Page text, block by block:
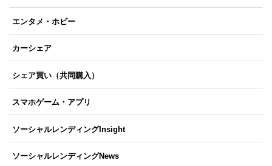
エンタメ・ホビー
カーシェア
シェア買い（共同購入）
スマホゲーム・アプリ
ソーシャルレンディングInsight
ソーシャルレンディングNews